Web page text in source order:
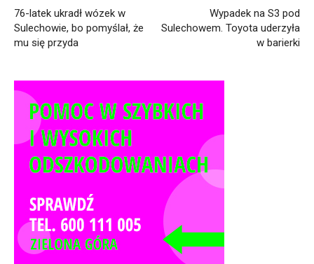
76-latek ukradł wózek w
Sulechowie, bo pomyślał, że
mu się przyda
Wypadek na S3 pod
Sulechowem. Toyota uderzyła
w barierki